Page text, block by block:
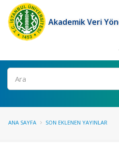
Akademik Veri
Ara
ANA SAYFA SON EKLENEN YAYINLAR